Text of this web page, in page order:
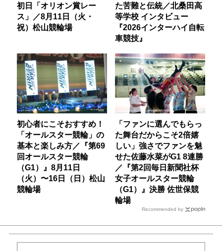
初日「オリオン賞レー
ス」／8月11日（火・
祝）松山競輪場
た苦難と伝統／北桑田高
等学校 インタビュー
『2026インターハイ自転
車競技』
初心者にこそおすすめ！
「オールスター競輪」の
基本と楽しみ方／『第69
回オールスター競輪
（G1）』8月11日
（火）〜16日（日）松山
競輪場
「ファンに選んでもらっ
た舞台だからこそ2倍嬉
しい」強さでファンを魅
せた佐藤水菜がG1 8連勝
／『第2回毎日新聞社杯
女子オールスター競輪
（G1）』決勝 佐世保競
輪場
Recommended by